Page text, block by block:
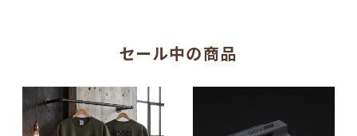
セール中の商品